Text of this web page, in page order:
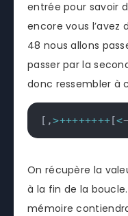
entrée pour savoir
encore vous l’avez
48 nous allons
passer par la
donc ressembler à
[ ,>++++++++[<
On récupère la
à la fin de la boucle.
mémoire